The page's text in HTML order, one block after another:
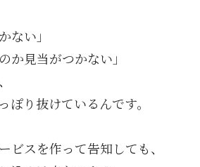
ない」
か見当がつかない」
ぽり抜けているんです。
ビスを作って告知しても、